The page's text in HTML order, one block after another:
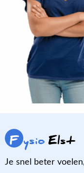
F ysioElst
Je snel beter